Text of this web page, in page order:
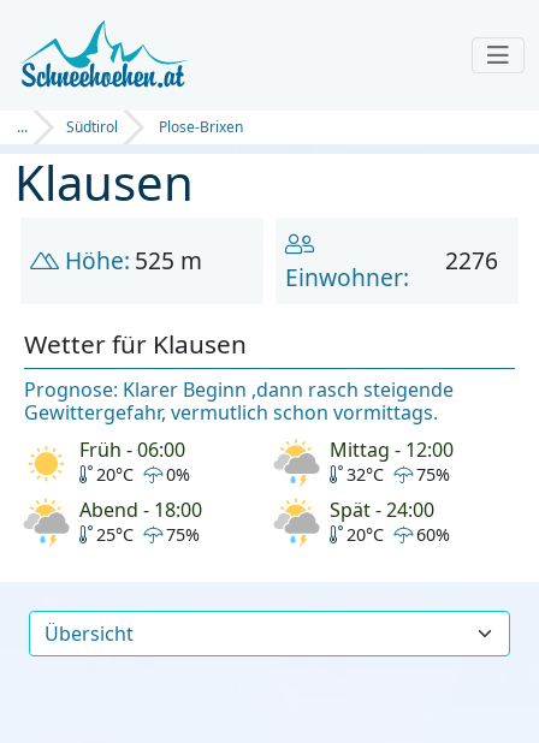
... Südtirol Plose-Brixen
Klausen
Höhe: 525 m
Einwohner:
2276
Wetter für Klausen
Prognose: Klarer Beginn ,dann rasch steigende
Gewittergefahr, vermutlich schon vormittags.
Früh - 06:00
20°C 0%
Mittag - 12:00
32°C 75%
Abend - 18:00
25°C 75%
Spät - 24:00
20°C 60%